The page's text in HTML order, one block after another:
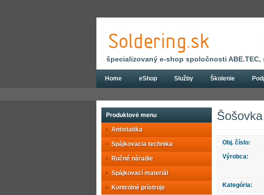
Obj. číslo:
Výrobca:
Kategória:
Produktové menu
Antistatika
Spájkovacia technika
Ručné náradie
Spájkovací materiál
Kontrolné prístroje
špecializovaný e-shop spoločnosti ABE.TEC,
Home eShop Služby Školenie